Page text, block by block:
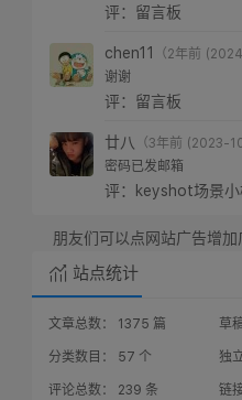
怎么下载?
zhuzi
感谢大神
chen11（2年前
谢谢
密码已发邮箱
可以点网站广告增加广告点击量
站点统计